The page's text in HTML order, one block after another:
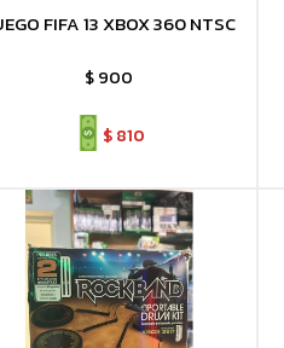
FIFA 13 XBOX 360 NTSC
$900
$ 810